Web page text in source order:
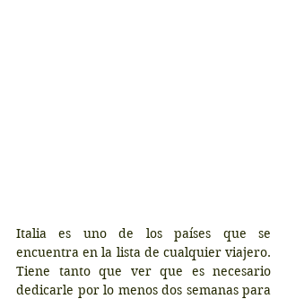
Italia es uno de los países que se
encuentra en la lista de cualquier viajero.
Tiene tanto que ver que es necesario
dedicarle por lo menos dos semanas para